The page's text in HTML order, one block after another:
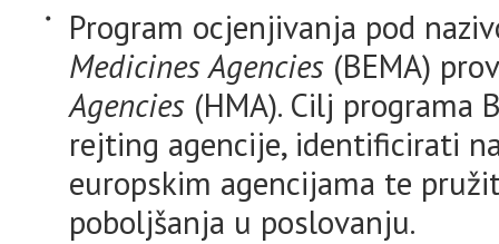
Program ocjenjivanja pod
Medicines Agencies (BEMA)
Agencies (HMA). Cilj programa
rejting agencije, identificirati
europskim agencijama te
poboljšanja u poslovanju.